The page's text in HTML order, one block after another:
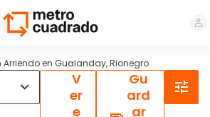
Arriendo en Gualanday, Rionegro
V
er
e
Gu
ard
ar